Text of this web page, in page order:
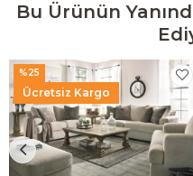
Bu Ürünün
Ücretsiz Kargo
%25